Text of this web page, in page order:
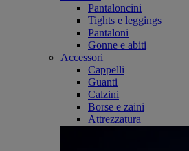
Pantaloncini
Tights e leggings
Pantaloni
Gonne e abiti
Accessori
Cappelli
Guanti
Calzini
Borse e zaini
Attrezzatura